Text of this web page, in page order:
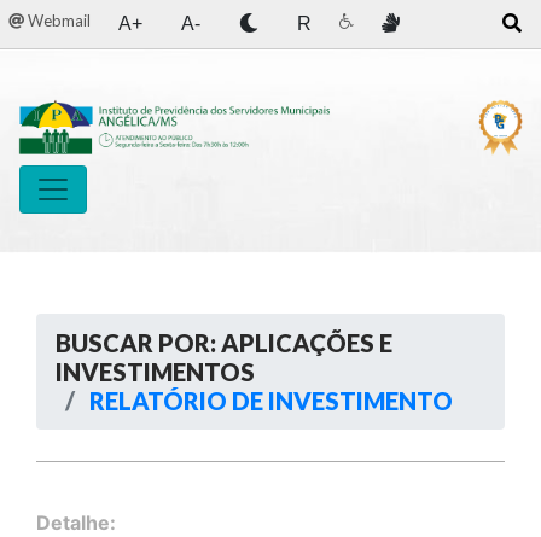
Webmail A+ A- R
BUSCAR POR: APLICAÇÕES E
INVESTIMENTOS
RELATÓRIO DE INVESTIMENTO
Detalhe: